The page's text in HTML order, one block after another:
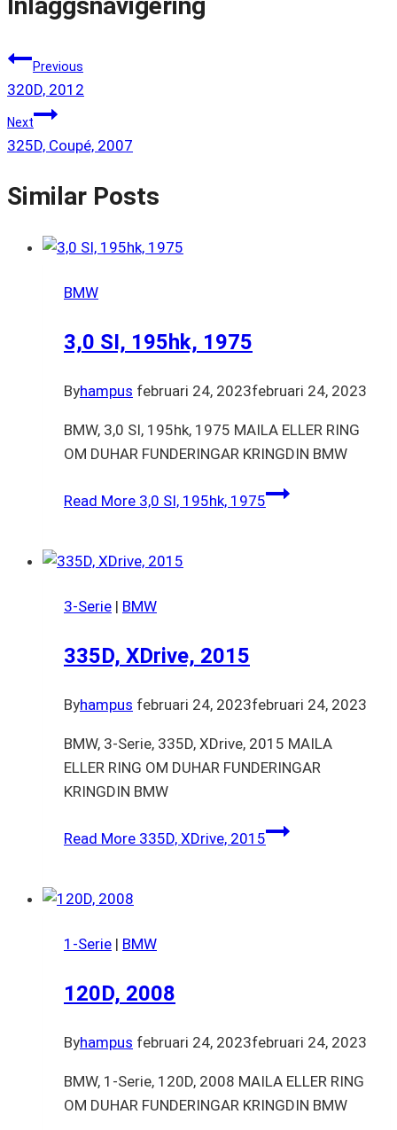
Inläggsnavigering
Previous
320D, 2012
Next
325D, Coupé, 2007
Similar Posts
BMW
3,0 SI, 195hk, 1975
Byhampus februari 24, 2023februari 24, 2023
BMW, 3,0 SI, 195hk, 1975 MAILA ELLER RING
OM DUHAR FUNDERINGAR KRINGDIN BMW
Read More 3,0 SI, 195hk, 1975
3-Serie | BMW
335D, XDrive, 2015
Byhampus februari 24, 2023februari 24, 2023
BMW, 3-Serie, 335D, XDrive, 2015 MAILA
ELLER RING OM DUHAR FUNDERINGAR
KRINGDIN BMW
Read More 335D, XDrive, 2015
1-Serie | BMW
120D, 2008
Byhampus februari 24, 2023februari 24, 2023
BMW, 1-Serie, 120D, 2008 MAILA ELLER RING
OM DUHAR FUNDERINGAR KRINGDIN BMW